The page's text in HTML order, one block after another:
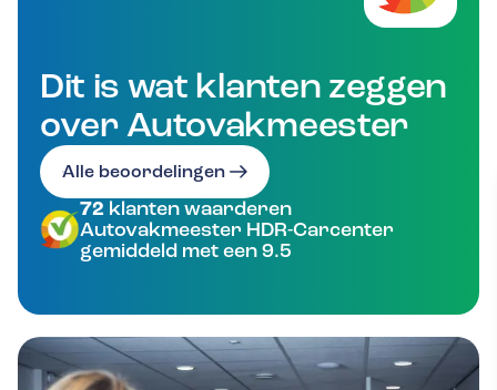
Dit is wat klanten zeggen
over Autovakmeester
Alle beoordelingen
72 klanten waarderen
Autovakmeester HDR-Carcenter
gemiddeld met een 9.5